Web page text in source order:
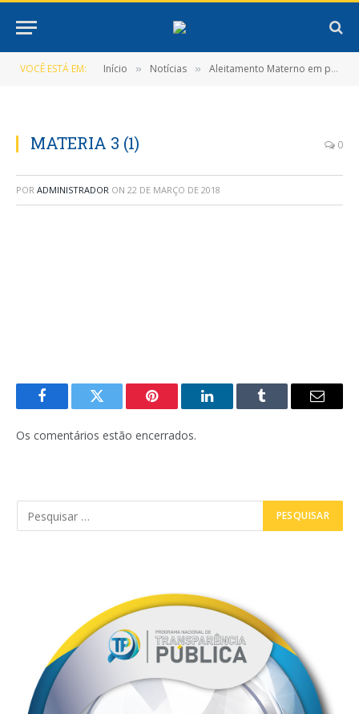
VOCÊ ESTÁ EM: Início » Notícias » Aleitamento Materno em pauta
MATERIA 3 (1) 0
POR ADMINISTRADOR ON 22 DE MARÇO DE 2018
FacebookTwitter Pinterest LinkedInTumblr
E-
Os comentários estão encerrados.